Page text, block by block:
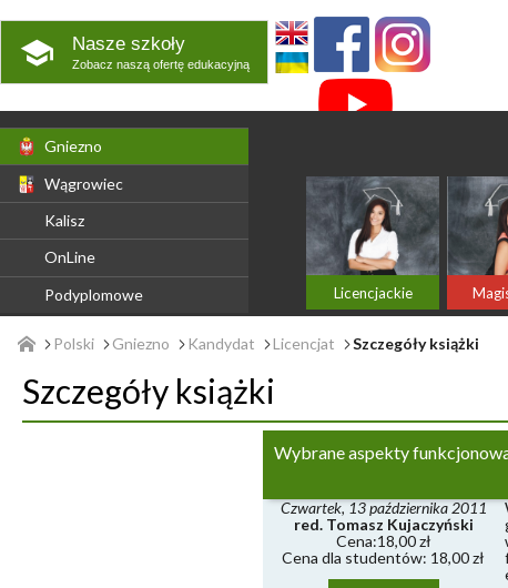
Nasze szkoły
Zobacz naszą ofertę edukacyjną
Gniezno
Wągrowiec
Kalisz
OnLine
Podyplomowe
Licencjackie
Polski Gniezno Kandydat Licencjat Szczegóły książki
Szczegóły książki
Wybrane aspekty
Czwartek, 13 października 2011
red. Tomasz Kujaczyński
Cena:18,00 zł
Cena dla studentów: 18,00 zł